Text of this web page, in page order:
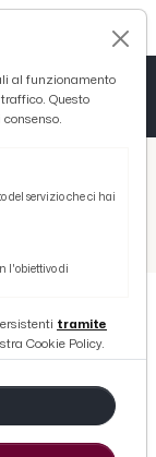
C della Ciù Ciù Volley
ad
C della
al funzionamento
Questo
del servizio che ci hai
l'obiettivo di
tramite
Cookie Policy.